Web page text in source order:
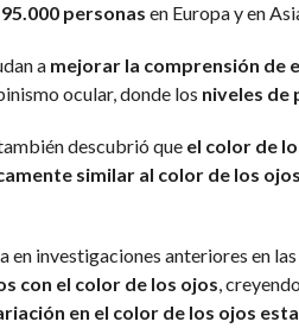
personas en Europa y en
a mejorar la comprensión de
ocular, donde los niveles de
descubrió que el color de
similar al color de los
en investigaciones anteriores en
con el color de los ojos,
en el color de los ojos